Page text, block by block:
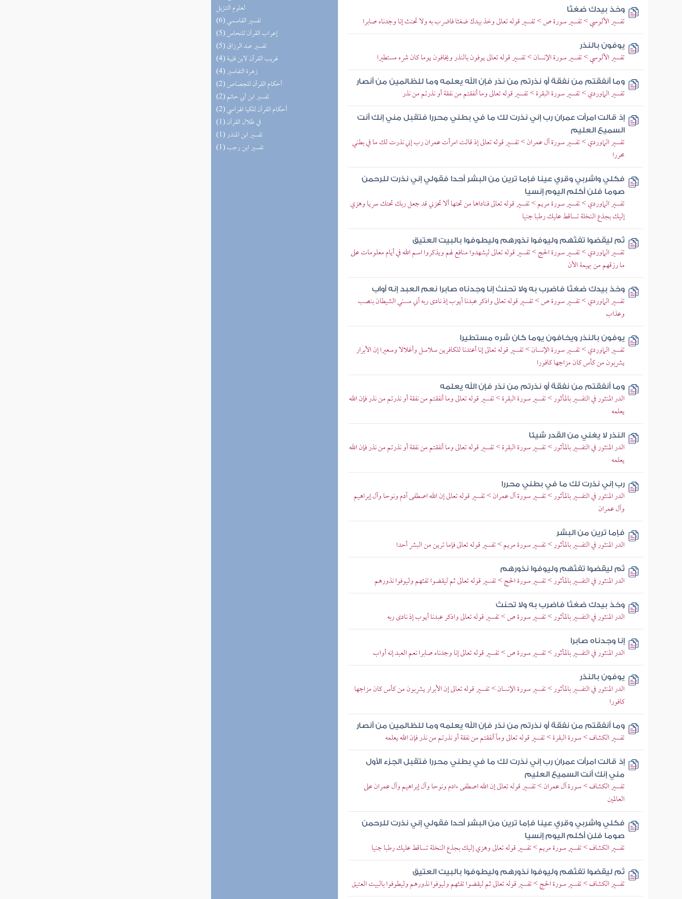
لعلوم التنزيل
(6) تفسير القاسمي
(5) إعراب القرآن للنحاس
(5) تفسير عبد الرزاق
(4) غريب القرآن لابن قتيبة
(4) زهرة التفاسير
(2) أحكام القرآن للجصاص
(2) تفسير ابن أبي حاتم
(2) أحكام القرآن للكيا الهراسي
(1) في ظلال القرآن
(1) تفسير ابن المنذر
(1) تفسير ابن رجب
وخذ بيدك ضغثا
تفسير الألوسي > تفسير سورة ص > تفسير قوله تعالى وخذ بيدك ضغثا فاضرب به ولا تحنث إنا وجدناه صابرا
يوفون بالنذر
تفسير الألوسي > تفسير سورة الإنسان > تفسير قوله تعالى يوفون بالنذر ويخافون يوما كان شره مستطيرا
وما أنفقتم من نفقة أو نذرتم من نذر فإن الله يعلمه وما للظالمين من أنصار
تفسير الماوردي > تفسير سورة البقرة > تفسير قوله تعالى وما أنفقتم من نفقة أو نذرتم من نذر
إذ قالت امرأت عمران رب إني نذرت لك ما في بطني محررا فتقبل مني إنك أنت
السميع العليم
تفسير الماوردي > تفسير سورة آل عمران > تفسير قوله تعالى إذ قالت امرأت عمران رب إني نذرت لك ما في بطني
محررا
فكلي واشربي وقري عينا فإما ترين من البشر أحدا فقولي إني نذرت للرحمن
صوما فلن أكلم اليوم إنسيا
تفسير الماوردي > تفسير سورة مريم > تفسير قوله تعالى فناداها من تحتها ألا تحزني قد جعل ربك تحتك سريا وهزي
إليك بجذع النخلة تساقط عليك رطبا جنيا
ثم ليقضوا تفثهم وليوفوا نذورهم وليطوفوا بالبيت العتيق
تفسير الماوردي > تفسير سورة الحج > تفسير قوله تعالى ليشهدوا منافع لهم ويذكروا اسم الله في أيام معلومات على
ما رزقهم من بهيمة الأن
وخذ بيدك ضغثا فاضرب به ولا تحنث إنا وجدناه صابرا نعم العبد إنه أواب
تفسير الماوردي > تفسير سورة ص > تفسير قوله تعالى واذكر عبدنا أيوب إذ نادى ربه أني مسني الشيطان بنصب
وعذاب
يوفون بالنذر ويخافون يوما كان شره مستطيرا
تفسير الماوردي > تفسير سورة الإنسان > تفسير قوله تعالى إنا أعتدنا للكافرين سلاسل وأغلالا وسعيرا إن الأبرار
يشربون من كأس كان مزاجها كافورا
وما أنفقتم من نفقة أو نذرتم من نذر فإن الله يعلمه
الدر المنثور في التفسير بالمأثور > تفسير سورة البقرة > تفسير قوله تعالى وما أنفقتم من نفقة أو نذرتم من نذر فإن الله
يعلمه
النذر لا يغني من القدر شيئا
الدر المنثور في التفسير بالمأثور > تفسير سورة البقرة > تفسير قوله تعالى وما أنفقتم من نفقة أو نذرتم من نذر فإن الله
يعلمه
رب إني نذرت لك ما في بطني محررا
الدر المنثور في التفسير بالمأثور > تفسير سورة آل عمران > تفسير قوله تعالى إن الله اصطفى آدم ونوحا وآل إبراهيم
وآل عمران
فإما ترين من البشر
الدر المنثور في التفسير بالمأثور > تفسير سورة مريم > تفسير قوله تعالى فإما ترين من البشر أحدا
ثم ليقضوا تفثهم وليوفوا نذورهم
الدر المنثور في التفسير بالمأثور > تفسير سورة الحج > تفسير قوله تعالى ثم ليقضوا تفثهم وليوفوا نذورهم
وخذ بيدك ضغثا فاضرب به ولا تحنث
الدر المنثور في التفسير بالمأثور > تفسير سورة ص > تفسير قوله تعالى واذكر عبدنا أيوب إذ نادى ربه
إنا وجدناه صابرا
الدر المنثور في التفسير بالمأثور > تفسير سورة ص > تفسير قوله تعالى إنا وجدناه صابرا نعم العبد إنه أواب
يوفون بالنذر
الدر المنثور في التفسير بالمأثور > تفسير سورة الإنسان > تفسير قوله تعالى إن الأبرار يشربون من كأس كان مزاجها
كافورا
وما أنفقتم من نفقة أو نذرتم من نذر فإن الله يعلمه وما للظالمين من أنصار
تفسير الكشاف > سورة البقرة > تفسير قوله تعالى ومآ أنفقتم من نفقة أو نذرتم من نذر فإن الله يعلمه
إذ قالت امرأت عمران رب إني نذرت لك ما في بطني محررا فتقبل الجزء الأول
مني إنك أنت السميع العليم
تفسير الكشاف > سورة آل عمران > تفسير قوله تعالى إن الله اصطفى ءادم ونوحا وآل إبراهيم وآل عمران على
العالمين
فكلي واشربي وقري عينا فإما ترين من البشر أحدا فقولي إني نذرت للرحمن
صوما فلن أكلم اليوم إنسيا
تفسير الكشاف > تفسير سورة مريم > تفسير قوله تعالى وهزي إليك بجذع النخلة تساقط عليك رطبا جنيا
ثم ليقضوا تفثهم وليوفوا نذورهم وليطوفوا بالبيت العتيق
تفسير الكشاف > تفسير سورة الحج > تفسير قوله تعالى ثم ليقضوا تفثهم وليوفوا نذورهم وليطوفوا بالبيت العتيق